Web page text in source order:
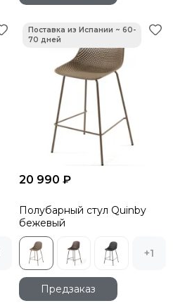
20 990 ₽
Полубарный стул Quinby
бежевый
+1
Предзаказ